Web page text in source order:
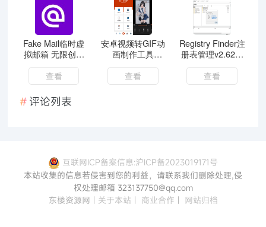
Fake Mail临时虚
拟邮箱 无限创建
邮箱
查看
安卓视频转GIF动
画制作工具
GIFShop_v3.1.1
查看
Registry Finder注
册表管理v2.62绿
色版
查看
评论列表
互联网ICP备案信息:沪ICP备2023019171号
本站收集的信息若侵害到您的利益，请联系我们删除处理,侵
权处理邮箱 323137750@qq.com
东楼资源网 | 关于本站 | 商业合作 | 网站归档